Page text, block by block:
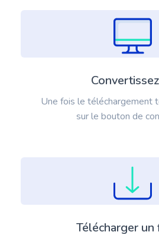
Une fois le téléchargement
sur le bouton de
Télécharger un